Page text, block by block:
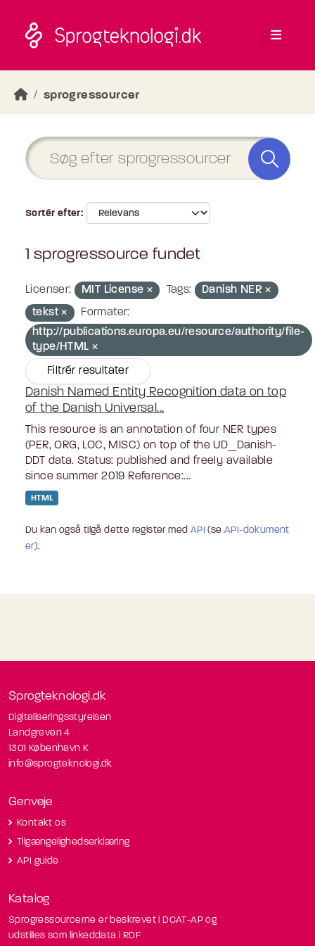
sprogressourcer
Sortér efter
1 sprogressource fundet
Licenser: MIT License Tags:
Danish NER
tekst
Formater:
http://publications.europa.eu/resource/authority/file-
type/HTML
Filtrér resultater
Danish Named Entity Recognition data on top
of the Danish Universal...
This resource is an annotation of four NER types
(PER, ORG, LOC, MISC) on top of the UD_Danish-
DDT data. Status: published and freely available
since summer 2019 Reference:...
HTML
Du kan også tilgå dette register med API (seAPI-dokument
er).
Sprogteknologi.dk
Digitaliseringsstyrelsen
Landgreven 4
1301 København K
info@sprogteknologi.dk
Genveje
Kontakt os
Tilgængelighedserklæring
API guide
Katalog
Sprogressourcerne er beskrevet i DCAT-AP og
udstilles som linkeddata i RDF